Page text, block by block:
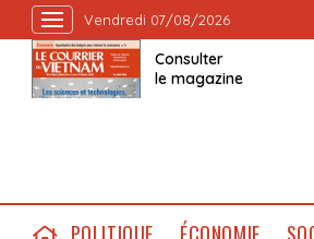
Vendredi 07/08/2026
Consulter
le magazine